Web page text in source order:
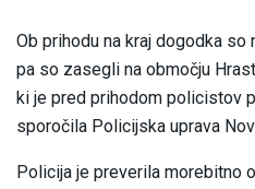
Ob prihodu na kraj dogodka
pa so zasegli na območju
ki je pred prihodom policistov
sporočila Policijska uprava
Policija je preverila morebitno